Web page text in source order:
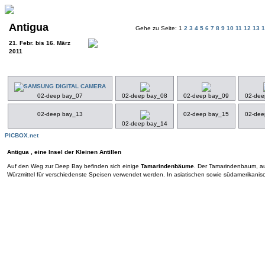
Antigua
21. Febr. bis 16. März
2011
Gehe zu Seite: 12345678910111213
02-deep bay_07 02-deep bay_08 02-deep bay_09 02-
02-deep bay_13
02-deep bay_14
02-deep bay_15 02-
PICBOX.net
Antigua , eine Insel der Kleinen Antillen
Auf den Weg zur Deep Bay befinden sich einige Tamarindenbäume . Der Tamarindenbaum,
Würzmittel für verschiedenste Speisen verwendet werden. In asiatischen sowie